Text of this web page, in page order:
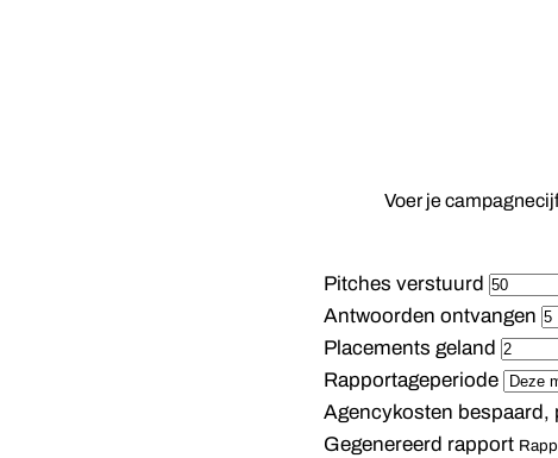
Voer je
Pitches verstuurd
Antwoorden ontvangen
Placements geland
Rapportageperiode
Agencykosten bespaard,
Gegenereerd rapport